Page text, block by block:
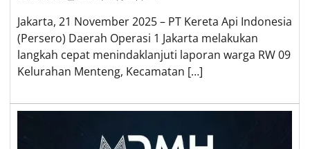
Jakarta, 21 November 2025 – PT Kereta Api Indonesia
(Persero) Daerah Operasi 1 Jakarta melakukan
langkah cepat menindaklanjuti laporan warga RW 09
Kelurahan Menteng, Kecamatan […]